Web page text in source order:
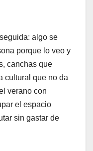
algo se
porque lo veo y
canchas que
cultural que no da
verano con
el espacio
sin gastar de